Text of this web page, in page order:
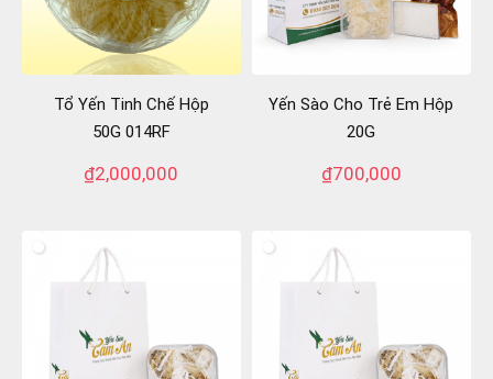
Tổ Yến Tinh Chế Hộp
50G 014RF
₫2,000,000
Yến Sào Cho Trẻ Em Hộp
20G
₫700,000